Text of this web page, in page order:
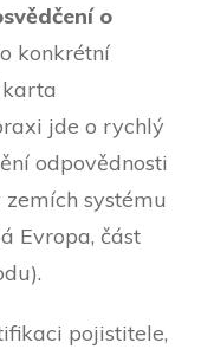
o
konkrétní
jde o rychlý
odpovědnosti
systému
Evropa, část
pojistitele,